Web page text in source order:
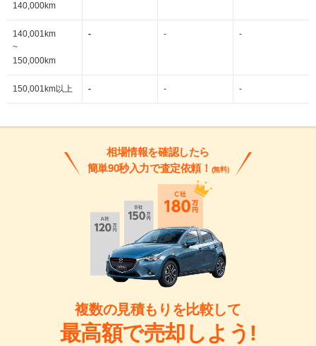
140,000km
140,001km
~
150,000km
- - -
150,001km以上 - - -
相場情報を確認したら
簡単90秒入力で査定依頼！ (無料)
複数の見積もりを比較して
最高額で売却しよう!